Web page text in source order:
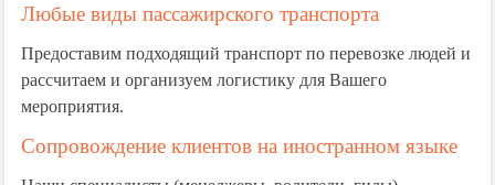
Любые виды пассажирского транспорта
Предоставим подходящий транспорт по перевозке людей и
рассчитаем и организуем логистику для Вашего
мероприятия.
Сопровождение клиентов на иностранном языке